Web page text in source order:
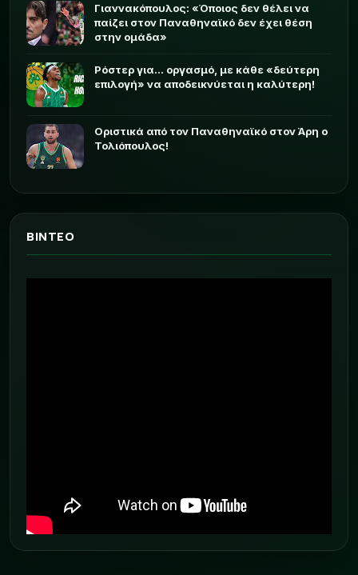
Γιαννακόπουλος: «Όποιος δεν θέλει να
παίζει στον Παναθηναϊκό δεν έχει θέση
στην ομάδα»
Ρόστερ για... οργασμό, με κάθε «δεύτερη
επιλογή» να αποδεικνύεται η καλύτερη!
Οριστικά από τον Παναθηναϊκό στον Άρη ο
Τολιόπουλος!
ΒΙΝΤΕΟ